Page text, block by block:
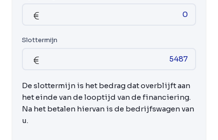
Slottermijn
De slottermijn is het bedrag dat overblijft aan
het einde van de looptijd van de financiering.
Na het betalen hiervan is de bedrijfswagen van
u.